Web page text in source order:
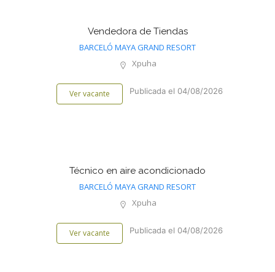
Vendedora de Tiendas
BARCELÓ MAYA GRAND RESORT
Xpuha
Ver vacante Publicada el 04/08/2026
Técnico en aire acondicionado
BARCELÓ MAYA GRAND RESORT
Xpuha
Ver vacante Publicada el 04/08/2026